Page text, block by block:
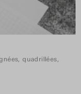
quadrillées,